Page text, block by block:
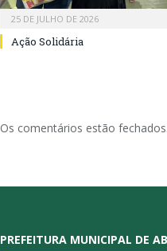
25 DE JULHO DE 2026
Ação Solidária
Os comentários estão fechados.
PREFEITURA MUNICIPAL DE